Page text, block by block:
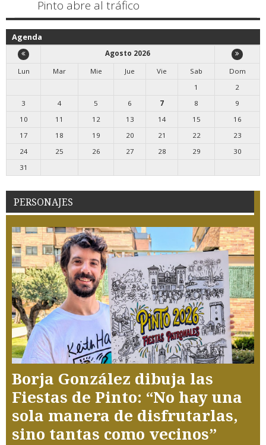
Pinto abre al tráfico
Agenda
Agosto 2026
Lun
Mar Mie Jue Vie Sab
Dom
1
2
3
4 5 6 7 8
9
10
11 12 13 14 15
16
17
18 19 20 21 22
23
24
25 26 27 28 29
30
31
PERSONAJES
Borja González dibuja las
Fiestas de Pinto: “No hay una
sola manera de disfrutarlas,
sino tantas como vecinos”